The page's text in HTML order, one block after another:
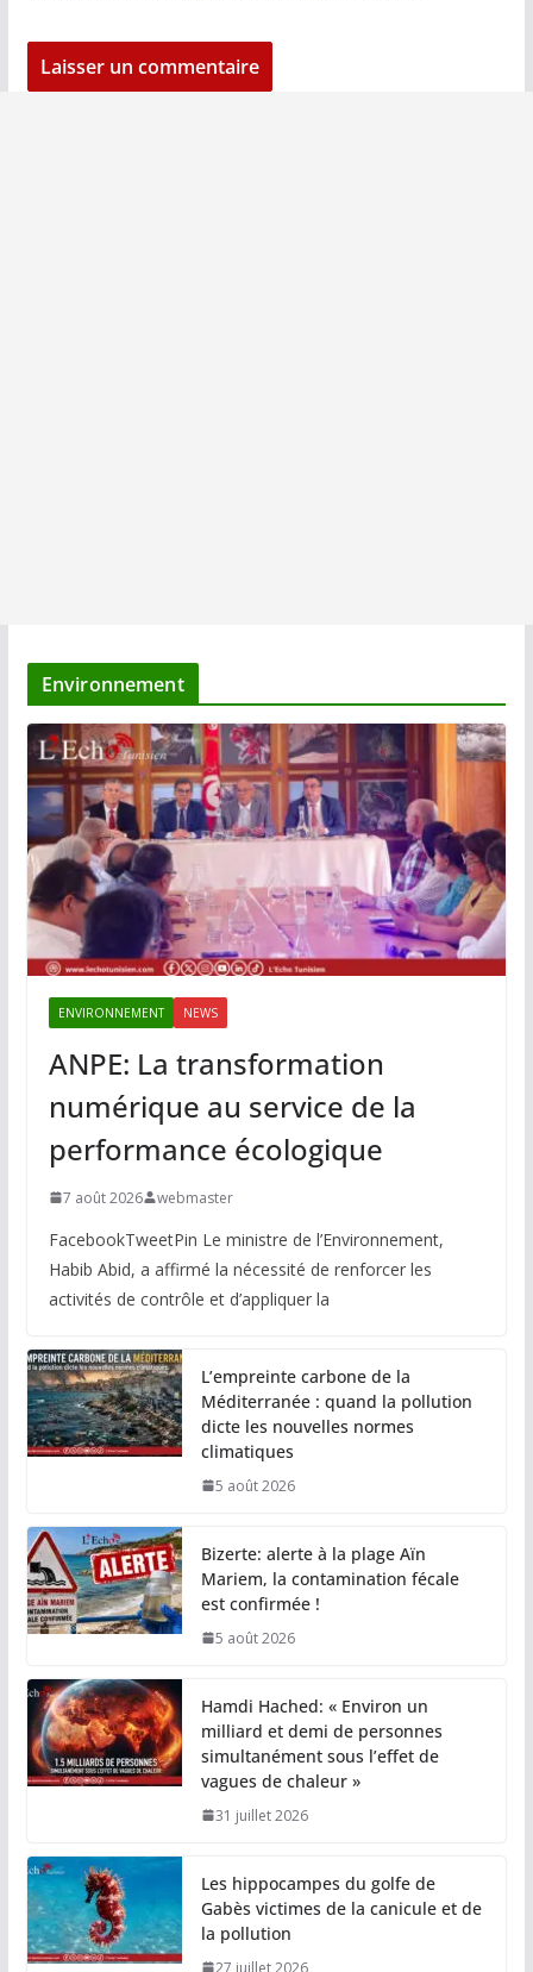
Environnement
ENVIRONNEMENT NEWS
ANPE: La transformation
numérique au service de la
performance écologique
7 août 2026 webmaster
FacebookTweetPin Le ministre de l’Environnement,
Habib Abid, a affirmé la nécessité de renforcer les
activités de contrôle et d’appliquer la
L’empreinte carbone de la
Méditerranée : quand la pollution
dicte les nouvelles normes
climatiques
5 août 2026
Bizerte: alerte à la plage Aïn
Mariem, la contamination fécale
est confirmée !
5 août 2026
Hamdi Hached: « Environ un
milliard et demi de personnes
simultanément sous l’effet de
vagues de chaleur »
31 juillet 2026
Les hippocampes du golfe de
Gabès victimes de la canicule et de
la pollution
27 juillet 2026